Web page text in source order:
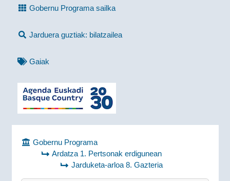
Gobernu Programa sailka
Jarduera guztiak: bilatzailea
Gaiak
Gobernu Programa
Ardatza 1. Pertsonak erdigunean
Jarduketa-arloa 8. Gazteria